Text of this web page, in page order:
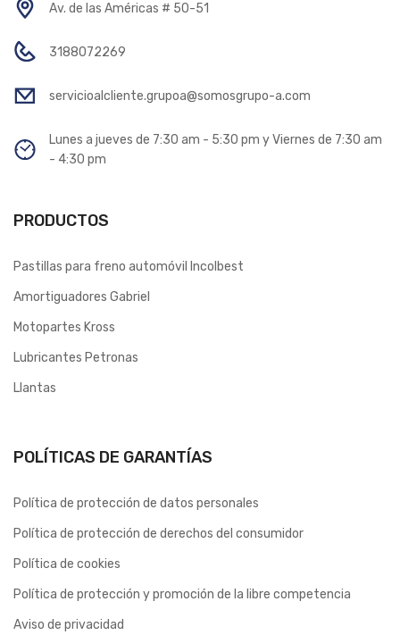
Av. de las Américas # 50-51
3188072269
servicioalcliente.grupoa@somosgrupo-a.com
Lunes a jueves de 7:30 am - 5:30 pm y Viernes de 7:30 am
- 4:30 pm
PRODUCTOS
Pastillas para freno automóvil Incolbest
Amortiguadores Gabriel
Motopartes Kross
Lubricantes Petronas
Llantas
POLÍTICAS DE GARANTÍAS
Política de protección de datos personales
Política de protección de derechos del consumidor
Política de cookies
Política de protección y promoción de la libre competencia
Aviso de privacidad